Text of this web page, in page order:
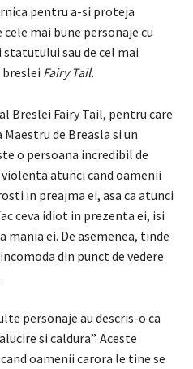
pentru a-si proteja
mai bune personaje cu
sau de cel mai
Fairy Tail.
Breslei Fairy Tail, pentru care
de Breasla si un
o persoana incredibil de
atunci cand oamenii
in preajma ei, asa ca atunci
ceva idiot in prezenta ei, isi
mania ei. De asemenea, tinde
din punct de vedere
personaje au descris-o ca
si caldura”. Aceste
oamenii carora le tine se